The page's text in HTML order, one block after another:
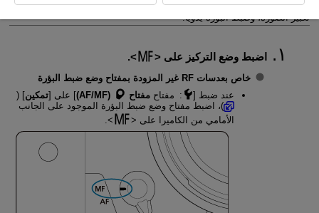
إذا لم يكن من الممكن ضبط البؤرة عن طريق ضبط البؤرة تلقائيًا، فيمكنك
تكبير الصورة، وضبط البؤرة يدويًا.
اضبط وضع التركيز على .
خاص بعدسات RF غير المزودة بمفتاح وضع ضبط البؤرة
عند ضبط [
: مفتاح مفتاح (AF/MF) ] على [تمكين] (
)، اضبط مفتاح وضع ضبط البؤرة الموجود على الجانب
الأمامي من الكاميرا على
.